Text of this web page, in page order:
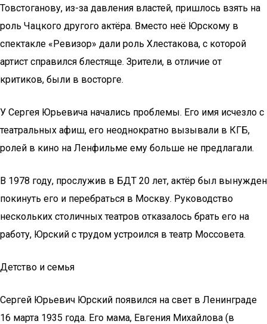
Товстоганову, из-за давления властей, пришлось взять на
роль Чацкого другого актёра. Вместо неё Юрскому в
спектакле «Ревизор» дали роль Хлестакова, с которой
артист справился блестяще. Зрители, в отличие от
критиков, были в восторге.
У Сергея Юрьевича начались проблемы. Его имя исчезло с
театральных афиш, его неоднократно вызывали в КГБ,
ролей в кино на Ленфильме ему больше не предлагали.
В 1978 году, прослужив в БДТ 20 лет, актёр был вынужден
покинуть его и перебраться в Москву. Руководство
нескольких столичных театров отказалось брать его на
работу, Юрский с трудом устроился в театр Моссовета.
Детство и семья
Сергей Юрьевич Юрский появился на свет в Ленинграде
16 марта 1935 года. Его мама, Евгения Михайлова (в